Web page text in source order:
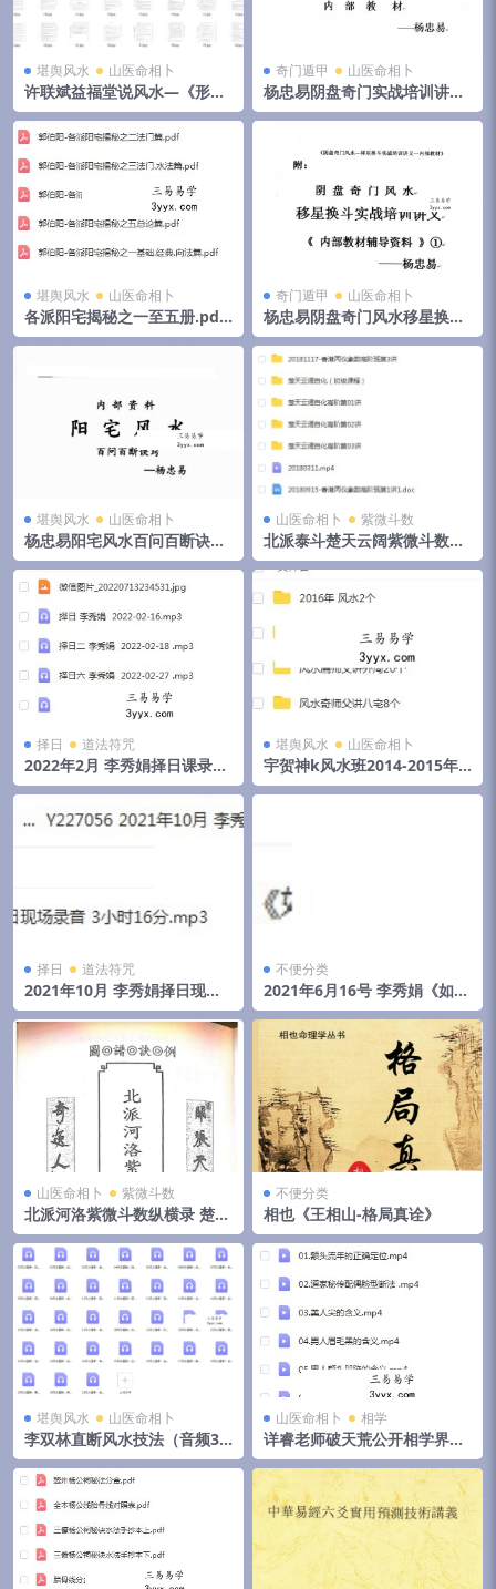
堪舆风水 山医命相卜
许联斌益福堂说风水—《形派
峦体风水案例合集》，4册共5
00页 夸克网盘下载
奇门遁甲 山医命相卜
杨忠易阴盘奇门实战培训讲义.
pdf 174页高清电子版 百度云
堪舆风水 山医命相卜
各派阳宅揭秘之一至五册.pdf
郭伯阳 百度云下载！
奇门遁甲 山医命相卜
杨忠易阴盘奇门风水移星换斗
实战培训讲义.pdf 92页 百度
云
堪舆风水 山医命相卜
杨忠易阳宅风水百问百断诀窍
132页.pdf 资料合集 百度云下
载！
山医命相卜 紫微斗数
北派泰斗楚天云阔紫微斗数自
化高级班课程视频+录音+资料
择日 道法符咒
2022年2月 李秀娟择日课录音
和物品丢失怎么找
堪舆风水 山医命相卜
宇贺神k风水班2014-2015年
初文字记录.pdf 夸克网盘下载
择日 道法符咒
2021年10月 李秀娟择日现场
录音 3小时16分
不便分类
2021年6月16号 李秀娟《如何
斗太岁》弟子班面授课
山医命相卜 紫微斗数
北派河洛紫微斗数纵横录 楚天
云阔
不便分类
相也《王相山-格局真诠》
堪舆风水 山医命相卜
李双林直断风水技法（音频31
集）
山医命相卜 相学
详睿老师破天荒公开相学界不
传之秘法